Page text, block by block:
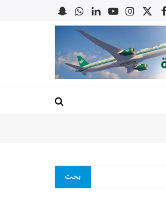
فيسبوك
X
(Twitter)
الانستغرام
يوتيوبلينكدإنواتسابSnapchat